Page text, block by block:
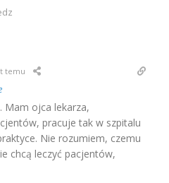
temu
Mam ojca lekarza,
pracuje tak w szpitalu
Nie rozumiem, czemu
chcą leczyć pacjentów,